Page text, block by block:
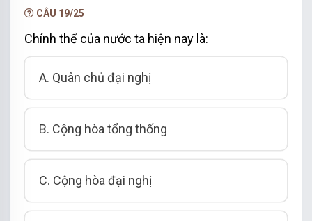
CÂU 19/25
Chính thể của nước ta hiện nay là:
A. Quân chủ đại nghị
B. Cộng hòa tổng thống
C. Cộng hòa đại nghị